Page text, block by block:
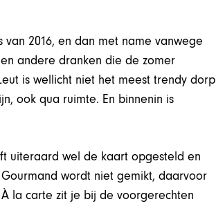
2016, en dan met name vanwege
andere dranken die de zomer
is wellicht niet het meest trendy dorp
ook qua ruimte. En binnenin is
uiteraard wel de kaart opgesteld en
wordt niet gemikt, daarvoor
la carte zit je bij de voorgerechten